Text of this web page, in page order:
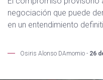
negociación que puede
en un entendimiento
Osiris Alonso DAmomio - 26